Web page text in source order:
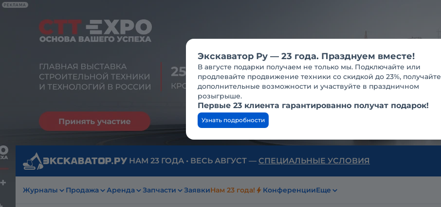
РЕКЛАМА
НАМ 23 ГОДА • ВЕСЬ АВГУСТ — СПЕЦИАЛЬНЫЕ УСЛОВИЯ
Журналы Продажа Аренда Запчасти ЗаявкиНам 23 года! КонференцииЕще
Экскаватор Ру — 23 года. Празднуем вместе!
В августе подарки получаем не только мы. Подключайте или
продлевайте продвижение техники со скидкой до 23%, получайте
дополнительные возможности и участвуйте в праздничном
розыгрыше.
Первые 23 клиента гарантированно получат подарок!
Узнать подробности